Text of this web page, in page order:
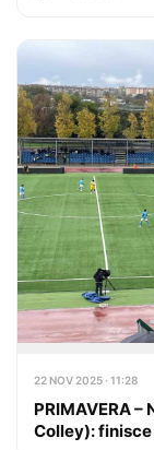
22 NOV 2025 · 11:28
PRIMAVERA
Colley):